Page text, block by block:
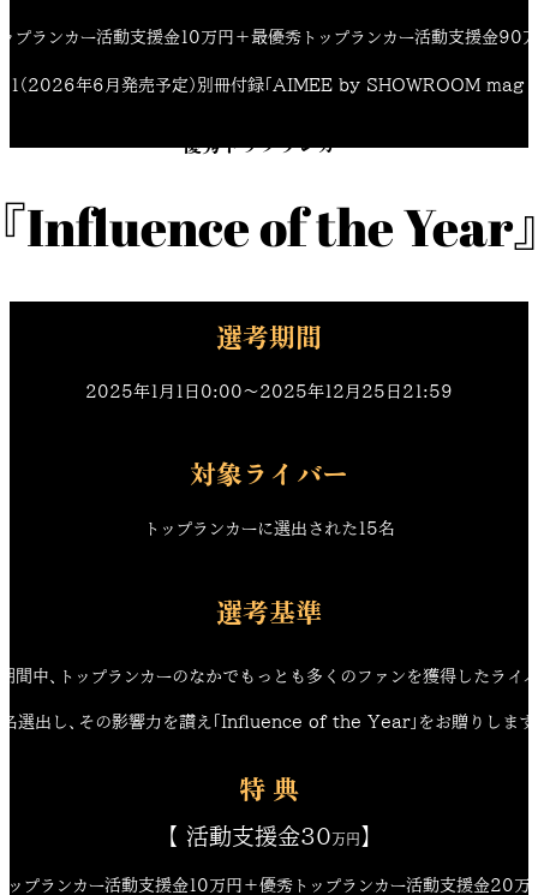
ップランカー活動支援金10万円＋最優秀トップランカー活動支援金90万
（2026年6月発売予定）別冊付録「AIMEE by SHOWROOM mag
優秀トップランカー
Influence of the Year
SHOWROOM AWARD 2025
選考期間
2025年1月1日0:00〜2025年12月25日21:59
対象ライバー
トップランカーに選出された15名
選考基準
間中、トップランカーのなかでもっとも多くのファンを獲得したライ
選出し、その影響力を讃え「Influence of the Year」をお贈りします
特 典
【 活動支援金30万円 】
ップランカー活動支援金10万円＋優秀トップランカー活動支援金20万